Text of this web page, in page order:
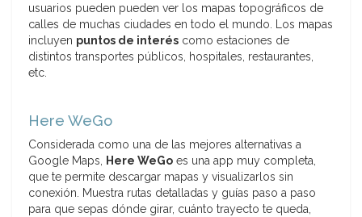
usuarios pueden pueden ver los mapas topográficos de
calles de muchas ciudades en todo el mundo. Los mapas
incluyen puntos de interés como estaciones de
distintos transportes públicos, hospitales, restaurantes,
etc.
Here WeGo
Considerada como una de las mejores alternativas a
Google Maps, Here WeGo es una app muy completa,
que te permite descargar mapas y visualizarlos sin
conexión. Muestra rutas detalladas y guías paso a paso
para que sepas dónde girar, cuánto trayecto te queda,